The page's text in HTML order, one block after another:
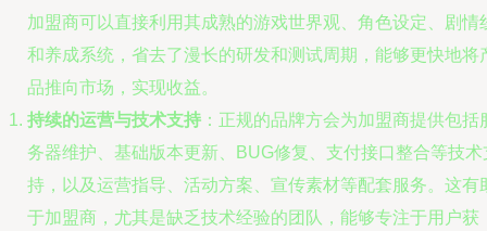
加盟商可以直接利用其成熟的游戏世界观、角色设定、剧情
和养成系统，省去了漫长的研发和测试周期，能够更快地将
品推向市场，实现收益。
持续的运营与技术支持 ：正规的品牌方会为加盟商提供包括
务器维护、基础版本更新、BUG修复、支付接口整合等技术
持，以及运营指导、活动方案、宣传素材等配套服务。这有
于加盟商，尤其是缺乏技术经验的团队，能够专注于用户获